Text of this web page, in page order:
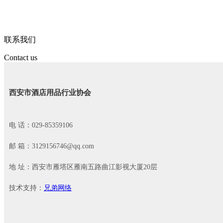
联系我们
Contact us
西安市酒店用品行业协会
电 话：029-85359106
邮 箱：3129156746@qq.com
地 址：西安市雁塔区雁南五路曲江影视大厦20层
技术支持： 兄弟网络